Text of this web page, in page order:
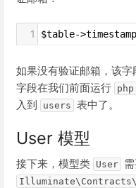
1 $table-
如果没有验证邮箱，该字
字段在我们前面运行
入到
users 表中了。
User 模型
接下来，模型类 User